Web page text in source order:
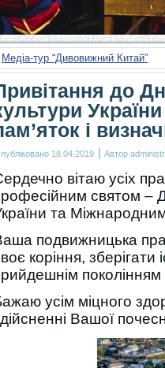
Медіа-тур “Дивовижний Китай”
до
і
18.04.2019 | Автор
вітаю усіх
святом –
та
подвижницька
коріння,
усім міцного
Вашої